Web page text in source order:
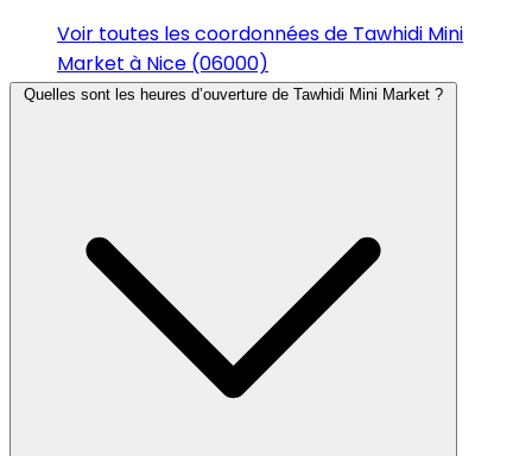
Voir toutes les coordonnées de Tawhidi Mini
Market à Nice (06000)
Quelles sont les heures d’ouverture de Tawhidi Mini Market ?